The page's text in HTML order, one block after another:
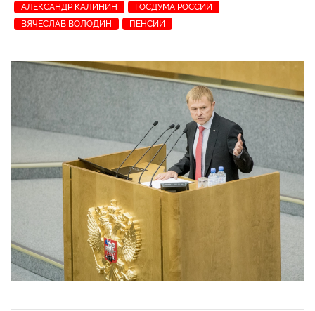
АЛЕКСАНДР КАЛИНИН
ГОСДУМА РОССИИ
ВЯЧЕСЛАВ ВОЛОДИН
ПЕНСИИ